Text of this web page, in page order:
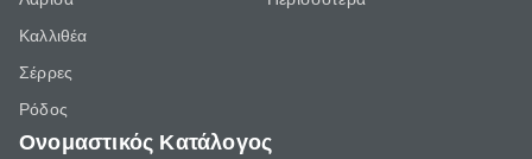
Καλλιθέα
Σέρρες
Ρόδος
Ονομαστικός Κατάλογος